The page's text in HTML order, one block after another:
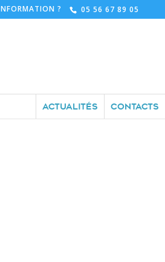
05 56 67 89 05
?
CONTACTS
ACTUALITÉS